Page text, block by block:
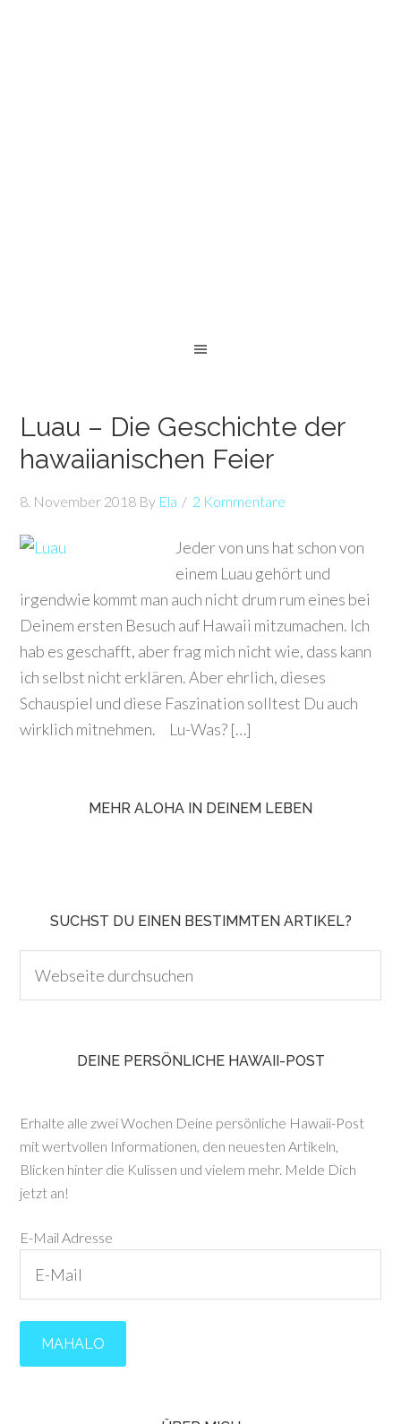
Luau – Die Geschichte der
hawaiianischen Feier
8. November 2018 By Ela 2 Kommentare
Jeder von uns hat schon von
einem Luau gehört und
irgendwie kommt man auch nicht drum rum eines bei
Deinem ersten Besuch auf Hawaii mitzumachen. Ich
hab es geschafft, aber frag mich nicht wie, dass kann
ich selbst nicht erklären. Aber ehrlich, dieses
Schauspiel und diese Faszination solltest Du auch
wirklich mitnehmen. Lu-Was? […]
MEHR ALOHA IN DEINEM LEBEN
SUCHST DU EINEN BESTIMMTEN ARTIKEL?
DEINE PERSÖNLICHE HAWAII-POST
Erhalte alle zwei Wochen Deine persönliche Hawaii-Post
mit wertvollen Informationen, den neuesten Artikeln,
Blicken hinter die Kulissen und vielem mehr. Melde Dich
jetzt an!
E-Mail Adresse